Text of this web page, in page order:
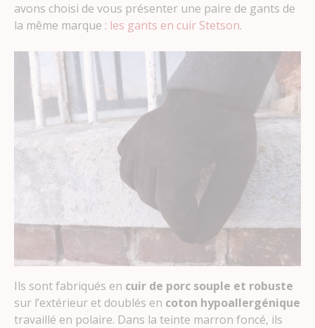
avons choisi de vous présenter une paire de gants de
la même marque : les gants en cuir Stetson.
Ils sont fabriqués en cuir de porc souple et robuste
sur l’extérieur et doublés en coton hypoallergénique
travaillé en polaire. Dans la teinte marron foncé, ils